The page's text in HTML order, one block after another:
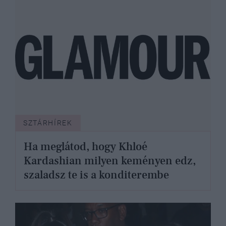
SZTÁRHÍREK
Ha meglátod, hogy Khloé
Kardashian milyen keményen edz,
szaladsz te is a konditerembe